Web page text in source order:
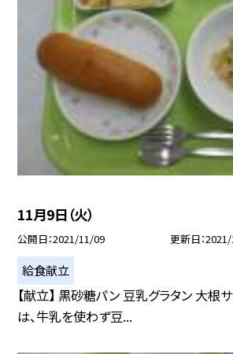
11月9日（火）
公開日 2021/11/09 更新日
給食献立
【献立】 黒砂糖パン 豆乳グラタン 大根
は、牛乳を使わず豆...